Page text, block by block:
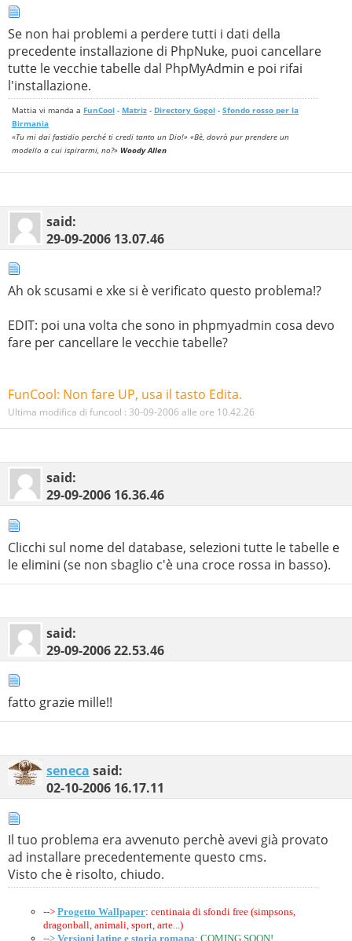
Se non hai problemi a perdere tutti i dati della
precedente installazione di PhpNuke, puoi cancellare
tutte le vecchie tabelle dal PhpMyAdmin e poi rifai
l'installazione.
Mattia vi manda a FunCool - Matriz - Directory Gogol - Sfondo rosso per la
Birmania
«Tu mi dai fastidio perché ti credi tanto un Dio!» «Bè, dovrò pur prendere un
modello a cui ispirarmi, no?» Woody Allen
said:
29-09-2006 13.07.46
Ah ok scusami e xke si è verificato questo problema!?
EDIT: poi una volta che sono in phpmyadmin cosa devo
fare per cancellare le vecchie tabelle?
FunCool: Non fare UP, usa il tasto Edita.
Ultima modifica di funcool : 30-09-2006 alle ore 10.42.26
said:
29-09-2006 16.36.46
Clicchi sul nome del database, selezioni tutte le tabelle e
le elimini (se non sbaglio c'è una croce rossa in basso).
said:
29-09-200622.53.46
fatto grazie mille!!
seneca said:
02-10-2006 16.17.11
Il tuo problema era avvenuto perchè avevi già provato
ad installare precedentemente questo cms.
Visto che è risolto, chiudo.
--> Progetto Wallpaper: centinaia di sfondi free (simpsons,
dragonball, animali, sport, arte...)
--> Versioni latine e storia romana: COMING SOON!